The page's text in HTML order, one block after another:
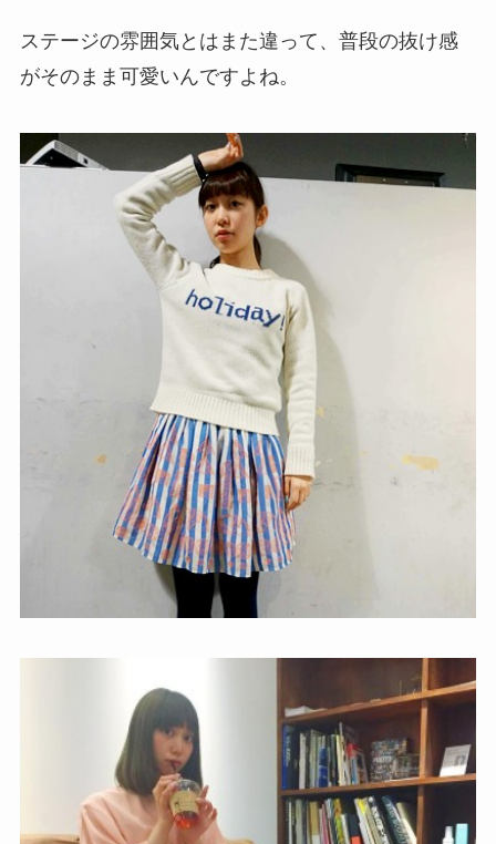
ステージの雰囲気とはまた違って、普段の抜け感
がそのまま可愛いんですよね。